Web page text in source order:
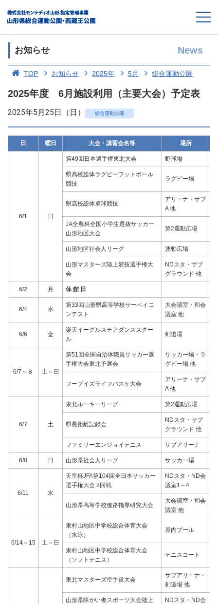
お知らせ News
TOP お知らせ 2025年 5月 総合運動公園
2025年度 6月施設利用（主要大会）予定表
2025年5月25日（日） 総合運動公園
日 曜日 大会・講習会名等 場所
6/1 日
第49回日本選手権東北大会 野球場
県高校総体ラグビーフットボール
競技
ラグビー場
県高校総体卓球競技
アリーナ・サブ
A 他
JA全農杯全国小学生選抜サッカー
山形地区大会
第2運動広場
山形地区社会人リーグ 運動広場
山形マスターズ陸上競技選手権大
会
NDスタ・サブ
グラウンド 他
6/2 月 休 館 日
6/4 水
第33回山形県高等学校サーベイコ
ンテスト
大会議室・和会
議室 他
6/6 金
楽天イーグルスチアダンススクー
ル
剣道場
6/7～８ 土～日
第51回全国自治体職員サッカー選
手権大会東北予選会
サッカー場・ラ
グビー場 他
フープイズライフバスケ大会
アリーナ・サブ
A 他
6/7 土
東北ルーキーリーグ 第2運動広場
県長距離記録会
NDスタ・サブ
グラウンド 他
ファミリーエンジョイテニス サブアリーナ
6/8 日 山形県社会人リーグ サッカー場
6/11 水
天皇杯JFA第104回全日本サッカー
選手権大会 2回戦
NDスタ・ND会
議室1～4
山形県高等学校進路指導研究大会
大会議室・和会
議室 他
6/14～15 土～日
東村山地区中学校総合体育大会
（水泳）
屋内プール
東村山地区中学校総合体育大会
（ソフトテニス）
テニスコート
東北マスターズ空手道大会
サブアリーナ・
剣道場 他
山形県障がい者スポーツ大会陸上
NDスタ・ND会